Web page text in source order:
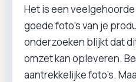
Het is een
goede foto’s van je
onderzoeken blijkt dat
omzet kan opleveren.
aantrekkelijke foto’s.